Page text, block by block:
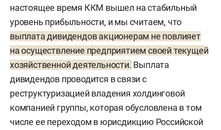
настоящее время ККМ вышел на стабильный
уровень прибыльности, и мы считаем, что
выплата дивидендов акционерам не повлияет
на осуществление предприятием своей текущей
хозяйственной деятельности. Выплата
дивидендов проводится в связи с
реструктуризацией владения холдинговой
компанией группы, которая обусловлена в том
числе ее переходом в юрисдикцию Российской